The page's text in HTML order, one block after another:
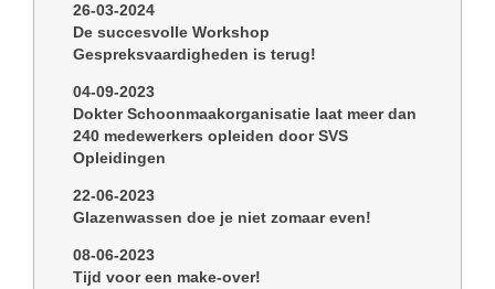
26-03-2024
De succesvolle Workshop
Gespreksvaardigheden is terug!
04-09-2023
Dokter Schoonmaakorganisatie laat meer dan
240 medewerkers opleiden door SVS
Opleidingen
22-06-2023
Glazenwassen doe je niet zomaar even!
08-06-2023
Tijd voor een make-over!